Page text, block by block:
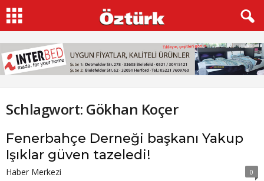
Schlagwort: Gökhan Koçer
Fenerbahçe Derneği başkanı Yakup
Işıklar güven tazeledi!
Haber Merkezi 0